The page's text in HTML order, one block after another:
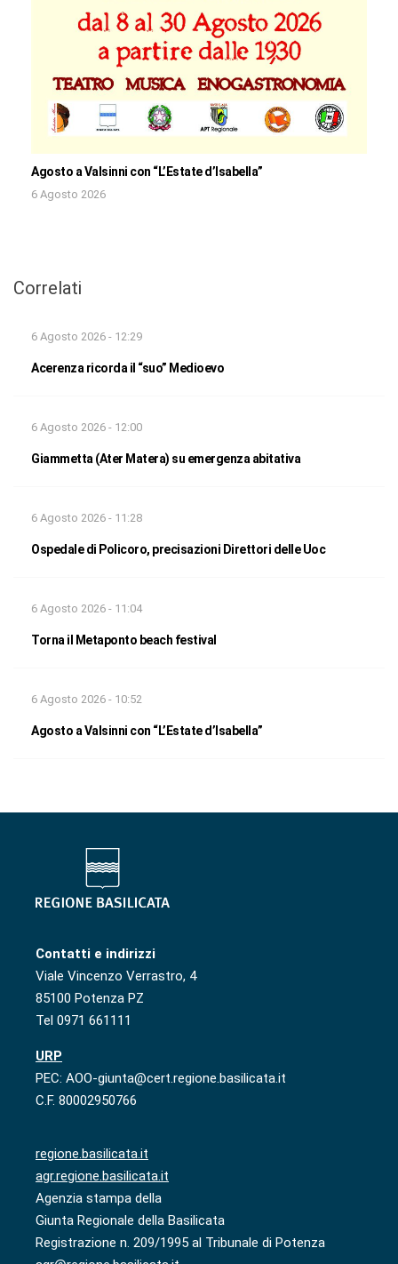
Agosto a Valsinni con “L’Estate d’Isabella”
6 Agosto 2026
Correlati
6 Agosto 2026 - 12:29
Acerenza ricorda il “suo” Medioevo
6 Agosto 2026 - 12:00
Giammetta (Ater Matera) su emergenza abitativa
6 Agosto 2026 - 11:28
Ospedale di Policoro, precisazioni Direttori delle Uoc
6 Agosto 2026 - 11:04
Torna il Metaponto beach festival
6 Agosto 2026 - 10:52
Agosto a Valsinni con “L’Estate d’Isabella”
Contatti e indirizzi
Viale Vincenzo Verrastro, 4
85100 Potenza PZ
Tel 0971 661111
URP
PEC: AOO-giunta@cert.regione.basilicata.it
C.F. 80002950766
regione.basilicata.it
agr.regione.basilicata.it
Agenzia stampa della
Giunta Regionale della Basilicata
Registrazione n. 209/1995 al Tribunale di Potenza